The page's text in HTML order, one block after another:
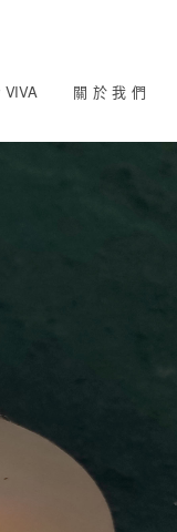
VIVA 關 於 我 們